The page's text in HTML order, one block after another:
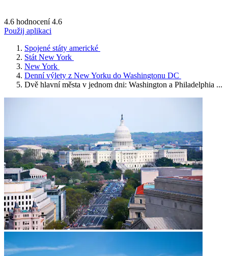
4.6 hodnocení 4.6
Použij aplikaci
Spojené státy americké
Stát New York
New York
Denní výlety z New Yorku do Washingtonu DC
Dvě hlavní města v jednom dni: Washington a Philadelphia ...